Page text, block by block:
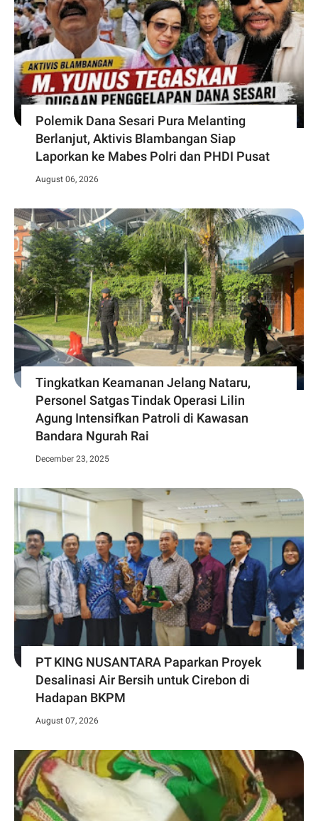
Polemik Dana Sesari Pura Melanting
Berlanjut, Aktivis Blambangan Siap
Laporkan ke Mabes Polri dan PHDI Pusat
August 06, 2026
Tingkatkan Keamanan Jelang Nataru,
Personel Satgas Tindak Operasi Lilin
Agung Intensifkan Patroli di Kawasan
Bandara Ngurah Rai
December 23, 2025
PT KING NUSANTARA Paparkan Proyek
Desalinasi Air Bersih untuk Cirebon di
Hadapan BKPM
August 07, 2026